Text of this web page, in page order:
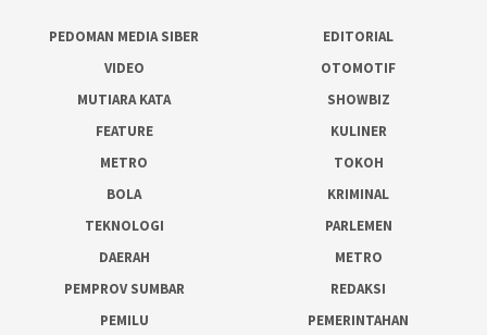
PEDOMAN MEDIA SIBER
EDITORIAL
VIDEO
OTOMOTIF
MUTIARA KATA
SHOWBIZ
FEATURE
KULINER
METRO
TOKOH
BOLA
KRIMINAL
TEKNOLOGI
PARLEMEN
DAERAH
METRO
PEMPROV SUMBAR
REDAKSI
PEMILU
PEMERINTAHAN